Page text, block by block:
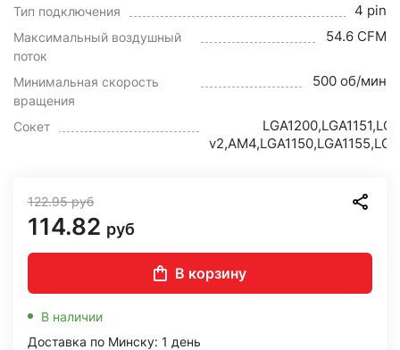
Тип подключения 4 pin
Максимальный воздушный
поток
54.6 CFM
Минимальная скорость
вращения
500 об/мин
Сокет
122.95руб
114.82 руб
В корзину
В наличии
Доставка по Минску: 1 день